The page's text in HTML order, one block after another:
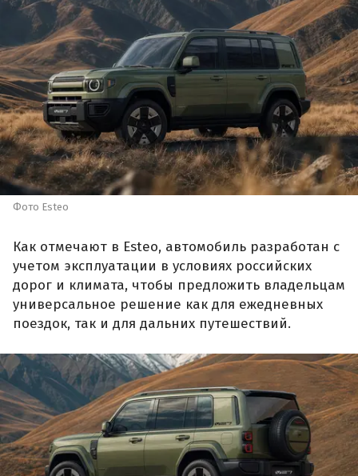
Фото Esteo
Как отмечают в Esteo, автомобиль разработан с
учетом эксплуатации в условиях российских
дорог и климата, чтобы предложить владельцам
универсальное решение как для ежедневных
поездок, так и для дальних путешествий.